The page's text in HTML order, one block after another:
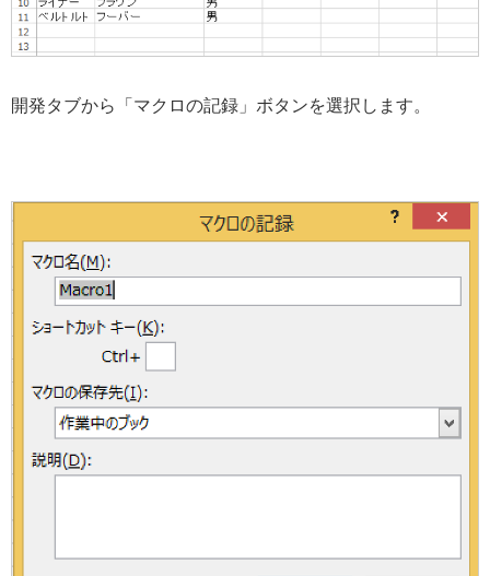
開発タブから「マクロの記録」ボタンを選択します。